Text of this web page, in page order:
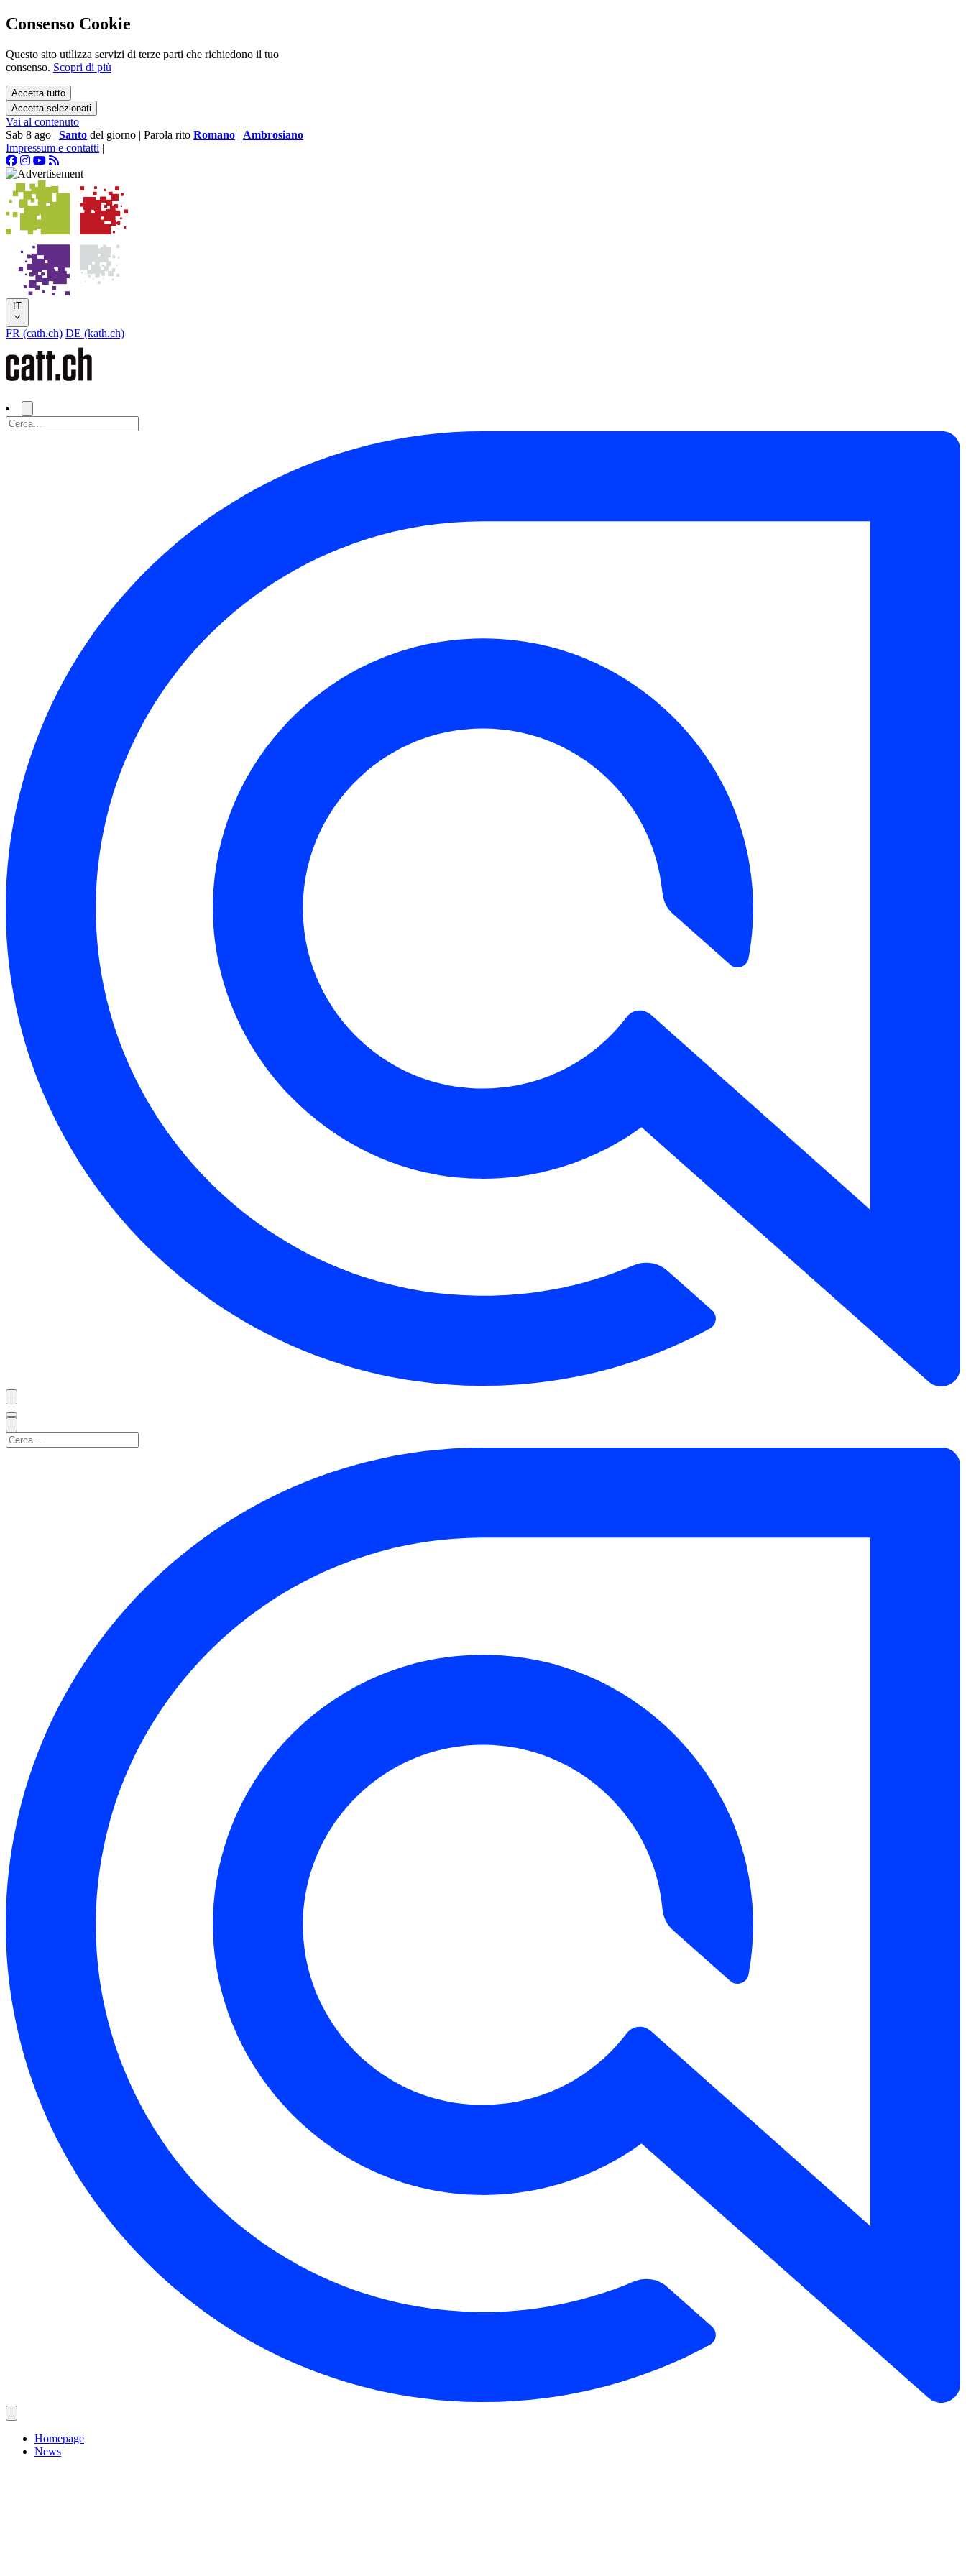
Consenso Cookie
Questo sito utilizza servizi di terze parti che richiedono il tuo
consenso. Scopri di più
Accetta tutto
Accetta selezionati
Vai al contenuto
Sab 8 ago | Santo del giorno | Parola rito Romano | Ambrosiano
Impressum e contatti |
IT
FR (cath.ch) DE (kath.ch)
Homepage
News